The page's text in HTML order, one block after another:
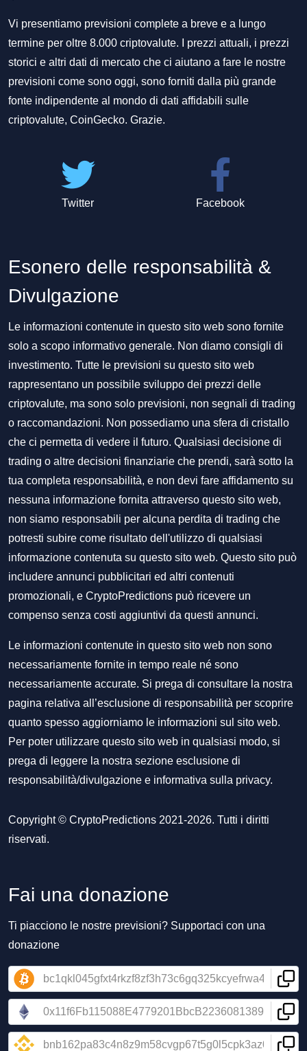
Vi presentiamo previsioni complete a breve e a lungo
termine per oltre 8.000 criptovalute. I prezzi attuali, i prezzi
storici e altri dati di mercato che ci aiutano a fare le nostre
previsioni come sono oggi, sono forniti dalla più grande
fonte indipendente al mondo di dati affidabili sulle
criptovalute, CoinGecko. Grazie.
Twitter Facebook
Esonero delle responsabilità &
Divulgazione
Le informazioni contenute in questo sito web sono fornite
solo a scopo informativo generale. Non diamo consigli di
investimento. Tutte le previsioni su questo sito web
rappresentano un possibile sviluppo dei prezzi delle
criptovalute, ma sono solo previsioni, non segnali di trading
o raccomandazioni. Non possediamo una sfera di cristallo
che ci permetta di vedere il futuro. Qualsiasi decisione di
trading o altre decisioni finanziarie che prendi, sarà sotto la
tua completa responsabilità, e non devi fare affidamento su
nessuna informazione fornita attraverso questo sito web,
non siamo responsabili per alcuna perdita di trading che
potresti subire come risultato dell'utilizzo di qualsiasi
informazione contenuta su questo sito web. Questo sito può
includere annunci pubblicitari ed altri contenuti
promozionali, e CryptoPredictions può ricevere un
compenso senza costi aggiuntivi da questi annunci.
Le informazioni contenute in questo sito web non sono
necessariamente fornite in tempo reale né sono
necessariamente accurate. Si prega di consultare la nostra
pagina relativa all’esclusione di responsabilità per scoprire
quanto spesso aggiorniamo le informazioni sul sito web.
Per poter utilizzare questo sito web in qualsiasi modo, si
prega di leggere la nostra sezione esclusione di
responsabilità/divulgazione e informativa sulla privacy.
Copyright © CryptoPredictions 2021-2026. Tutti i diritti
riservati.
Fai una donazione
Ti piacciono le nostre previsioni? Supportaci con una
donazione